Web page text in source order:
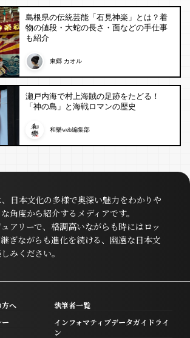
島根県の伝統芸能「石見神楽」とは？着
物の値段・大蛇の長さ・面などの手仕事
も紹介
東郷 カオル
瀬戸内海で村上海賊の足跡をたどる！
「神の島」と海戦ロマンの歴史
和樂web編集部
、日本文化の多様で奥深い魅力をわかりや
角度から紹介するメディアです。
アリーで、格調高いながらも時にはロッ
ぎながらも進化を続ける、幽遠な日本文
みください。
へ
執筆者一覧
インフォマティブデータガイドライ
ン